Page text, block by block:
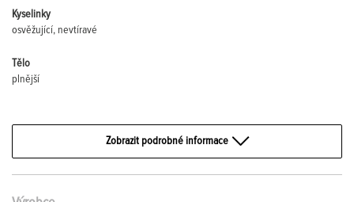
Kyselinky
osvěžující, nevtíravé
Tělo
plnější
Zobrazit podrobné informace